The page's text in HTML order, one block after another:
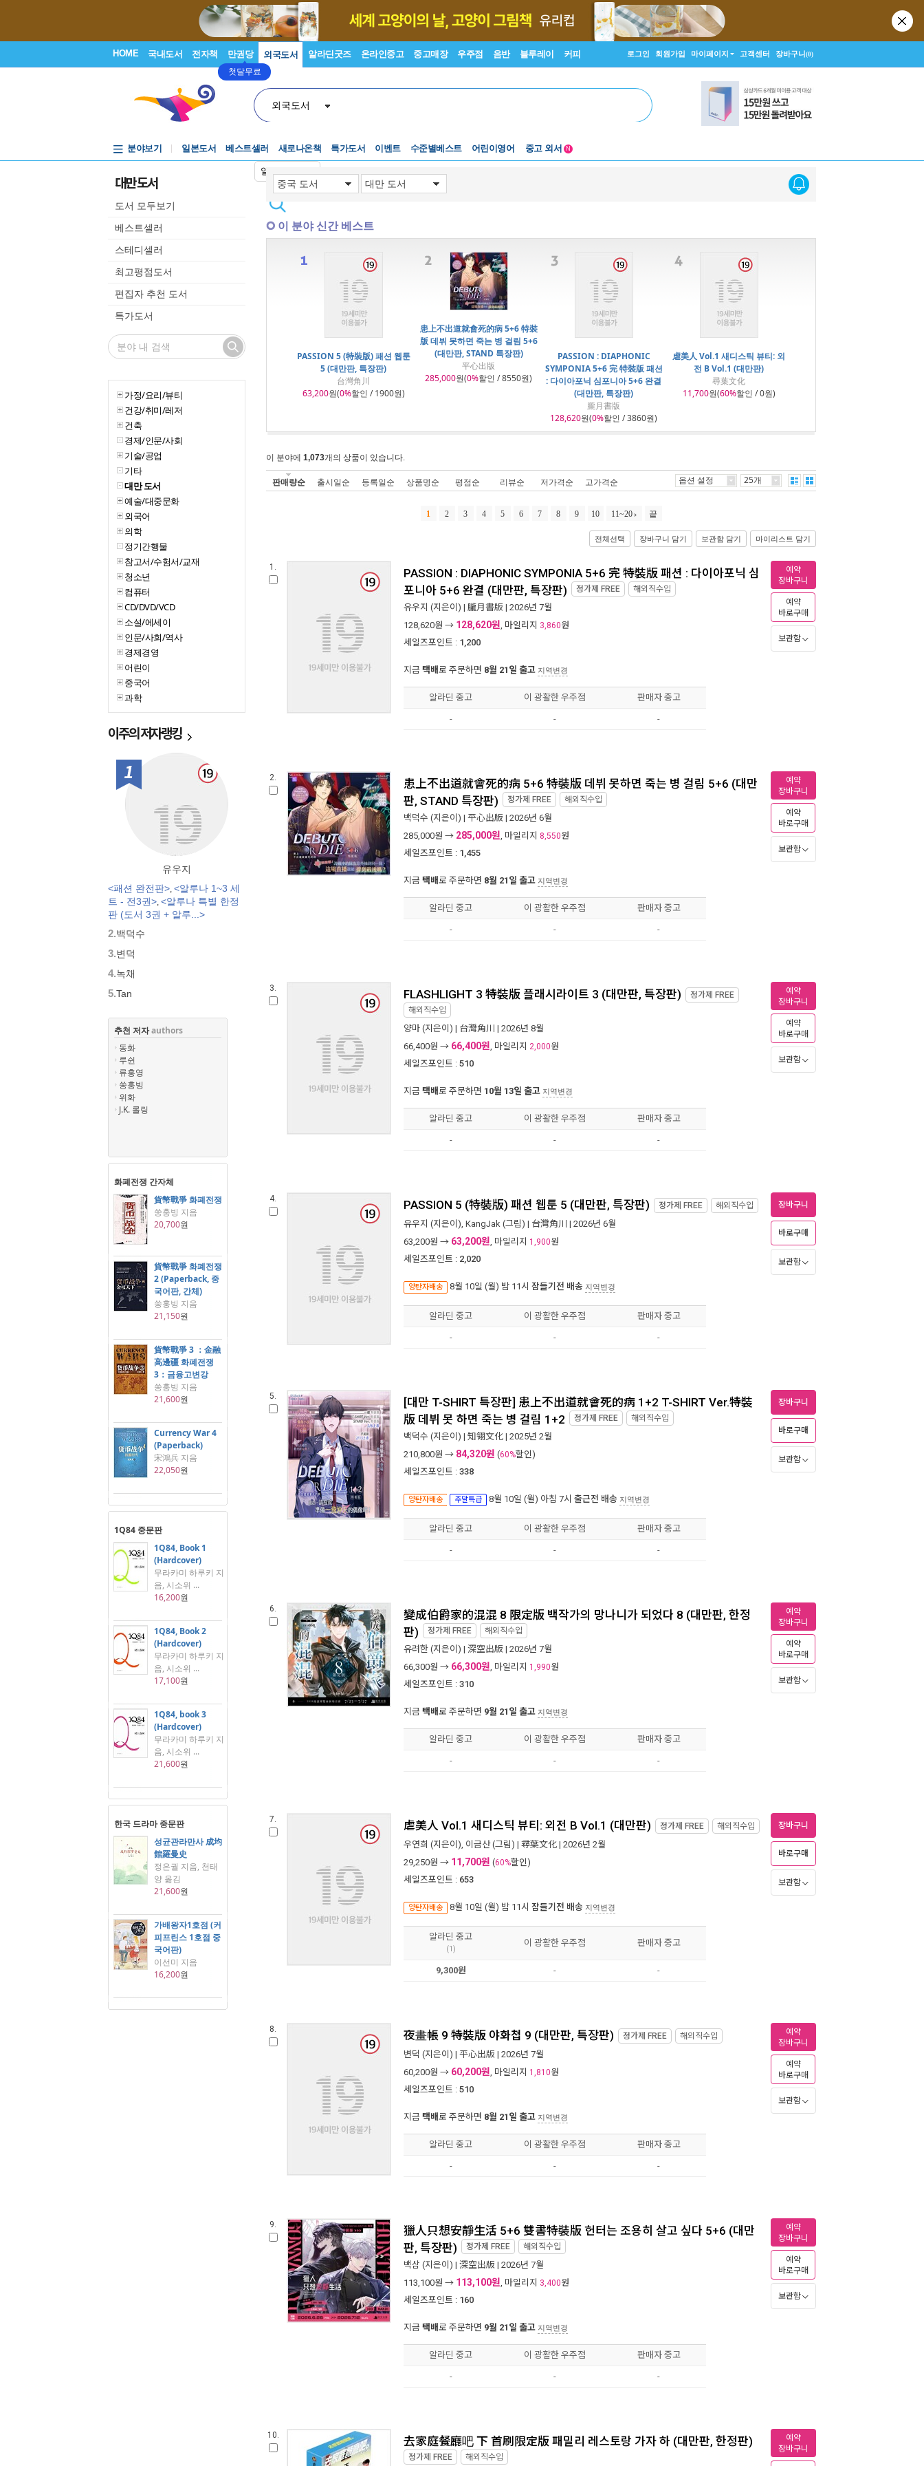
HOME 국내도서 전자책 만권당
첫달무료
외국도서 알라딘굿즈 온라인중고 중고매장 우주점 음반 블루레이 커피 로그인 회원가입 마이페이지 고객센터 장바구니(0)
외국도서
일본어입력기
분야보기 일본도서 베스트셀러 새로나온책 특가도서 이벤트
수준별베스트
수준별베스트
어린이영어
중고 외서
N
대만 도서
도서 모두보기
베스트셀러
스테디셀러
최고평점도서
편집자 추천 도서
특가도서
가정/요리/뷰티
건강/취미/레저
건축
경제/인문/사회
기술/공업
기타
대만 도서
예술/대중문화
외국어
의학
정기간행물
참고서/수험서/교재
청소년
컴퓨터
CD/DVD/VCD
소설/에세이
인문/사회/역사
경제경영
어린이
중국어
과학
이주의저자랭킹
1위
유우지
<패션 완전판>, <알루나 1~3 세
트 - 전3권>, <알루나 특별 한정
판 (도서 3권 + 알루...>
2.백덕수
3.변덕
4.녹채
5.Tan
추천 저자authors
동화
루쉰
류홍영
쑹훙빙
위화
J.K. 롤링
화폐전쟁 간자체
貨幣戰爭 화폐전쟁
쑹훙빙 지음
20,700원
貨幣戰爭 화폐전쟁
2 (Paperback, 중
국어판, 간체)
쑹훙빙 지음
21,150원
貨幣戰爭 3 ：金融
高邊疆 화폐전쟁
3：금융고변강
쑹훙빙 지음
21,600원
Currency War 4
(Paperback)
宋鴻兵 지음
22,050원
1Q84 중문판
1Q84, Book 1
(Hardcover)
무라카미 하루키 지
음, 시소위 ...
16,200원
1Q84, Book 2
(Hardcover)
무라카미 하루키 지
음, 시소위 ...
17,100원
1Q84, book 3
(Hardcover)
무라카미 하루키 지
음, 시소위 ...
21,600원
한국 드라마 중문판
성균관라만사 成均
館羅曼史
정은궐 지음, 천태
양 옮김
21,600원
가배왕자1호점 (커
피프린스 1호점 중
국어판)
이선미 지음
16,200원
이 분야 신간 베스트
PASSION 5 (特裝版) 패션 웹툰
5 (대만판, 특장판)
台灣角川
63,200원(0%할인 / 1900원)
患上不出道就會死的病 5+6 特裝
版 데뷔 못하면 죽는 병 걸림 5+6
(대만판, STAND 특장판)
平心出版
285,000원(0%할인 / 8550원)
PASSION : DIAPHONIC
SYMPONIA 5+6 完 特裝版 패션
: 다이아포닉 심포니아 5+6 완결
(대만판, 특장판)
朧月書版
128,620원(0%할인 / 3860원)
虐美人 Vol.1 새디스틱 뷰티: 외
전 B Vol.1 (대만판)
尋葉文化
11,700원(60%할인 / 0원)
이 분야에 1,073개의 상품이 있습니다.
판매량순 출시일순 등록일순 상품명순 평점순 리뷰순 저가격순 고가격순 옵션 설정 25개
1 2 3 4 5 6 7 8 9 10 11~20 끝
전체선택 장바구니 담기 보관함 담기 마이리스트 담기
1. PASSION : DIAPHONIC SYMPONIA 5+6 完 特裝版 패션 : 다이아포닉 심
포니아 5+6 완결 (대만판, 특장판) 정가제 FREE 해외직수입
유우지 (지은이) | 朧月書版 | 2026년 7월
128,620원 → 128,620원, 마일리지 3,860원
세일즈포인트 : 1,200
지금 택배로 주문하면 8월 21일 출고 지역변경
예약
장바구니
예약
바로구매
보관함
알라딘 중고 이 광활한 우주점 판매자 중고
- - -
2. 患上不出道就會死的病 5+6 特裝版 데뷔 못하면 죽는 병 걸림 5+6 (대만
판, STAND 특장판) 정가제 FREE 해외직수입
백덕수 (지은이) | 平心出版 | 2026년 6월
285,000원 → 285,000원, 마일리지 8,550원
세일즈포인트 : 1,455
지금 택배로 주문하면 8월 21일 출고 지역변경
예약
장바구니
예약
바로구매
보관함
알라딘 중고 이 광활한 우주점 판매자 중고
- - -
3. FLASHLIGHT 3 特裝版 플래시라이트 3 (대만판, 특장판) 정가제 FREE
해외직수입
양마 (지은이) | 台灣角川 | 2026년 8월
66,400원 → 66,400원, 마일리지 2,000원
세일즈포인트 : 510
지금 택배로 주문하면 10월 13일 출고 지역변경
예약
장바구니
예약
바로구매
보관함
알라딘 중고 이 광활한 우주점 판매자 중고
- - -
4. PASSION 5 (特裝版) 패션 웹툰 5 (대만판, 특장판) 정가제 FREE 해외직수입
유우지 (지은이), KangJak (그림) | 台灣角川 | 2026년 6월
63,200원 → 63,200원, 마일리지 1,900원
세일즈포인트 : 2,020
양탄자배송 8월 10일 (월) 밤 11시 잠들기전 배송 지역변경
장바구니
바로구매
보관함
알라딘 중고 이 광활한 우주점 판매자 중고
- - -
5. [대만 T-SHIRT 특장판] 患上不出道就會死的病 1+2 T-SHIRT Ver.特裝
版 데뷔 못 하면 죽는 병 걸림 1+2 정가제 FREE 해외직수입
백덕수 (지은이) | 知翎文化 | 2025년 2월
210,800원 → 84,320원 (60%할인)
세일즈포인트 : 338
양탄자배송 주말특급 8월 10일 (월) 아침 7시 출근전 배송 지역변경
장바구니
바로구매
보관함
알라딘 중고 이 광활한 우주점 판매자 중고
- - -
6. 變成伯爵家的混混 8 限定版 백작가의 망나니가 되었다 8 (대만판, 한정
판) 정가제 FREE 해외직수입
유려한 (지은이) | 深空出版 | 2026년 7월
66,300원 → 66,300원, 마일리지 1,990원
세일즈포인트 : 310
지금 택배로 주문하면 9월 21일 출고 지역변경
예약
장바구니
예약
바로구매
보관함
알라딘 중고 이 광활한 우주점 판매자 중고
- - -
7. 虐美人 Vol.1 새디스틱 뷰티: 외전 B Vol.1 (대만판) 정가제 FREE 해외직수입
우연희 (지은이), 이금산(그림) | 尋葉文化 | 2026년 2월
29,250원 → 11,700원 (60%할인)
세일즈포인트 : 653
양탄자배송 8월 10일 (월) 밤 11시 잠들기전 배송 지역변경
장바구니
바로구매
보관함
알라딘 중고
(1)
이 광활한 우주점 판매자 중고
9,300원 - -
8. 夜畫帳 9 特裝版 야화첩 9 (대만판, 특장판) 정가제 FREE 해외직수입
변덕 (지은이) | 平心出版 | 2026년 7월
60,200원 → 60,200원, 마일리지 1,810원
세일즈포인트 : 510
지금 택배로 주문하면 8월 21일 출고 지역변경
예약
장바구니
예약
바로구매
보관함
알라딘 중고 이 광활한 우주점 판매자 중고
- - -
9. 獵人只想安靜生活 5+6 雙書特裝版 헌터는 조용히 살고 싶다 5+6 (대만
판, 특장판) 정가제 FREE 해외직수입
백삼 (지은이) | 深空出版 | 2026년 7월
113,100원 → 113,100원, 마일리지 3,400원
세일즈포인트 : 160
지금 택배로 주문하면 9월 21일 출고 지역변경
예약
장바구니
예약
바로구매
보관함
알라딘 중고 이 광활한 우주점 판매자 중고
- - -
10. 去家庭餐廳吧 下 首刷限定版 패밀리 레스토랑 가자 하 (대만판, 한정판)
정가제 FREE 해외직수입
예약
장바구니